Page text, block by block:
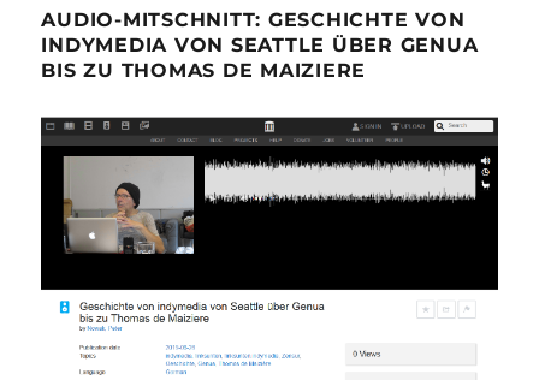
AUDIO-MITSCHNITT: GESCHICHTE VON
INDYMEDIA VON SEATTLE ÜBER GENUA
BIS ZU THOMAS DE MAIZIERE